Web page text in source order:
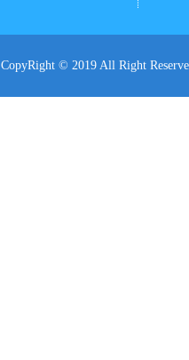
CopyRight © 2019 All Right